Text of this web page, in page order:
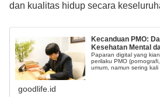
dan kualitas hidup secara
Kecanduan PMO:
Kesehatan Mental
Paparan digital yang
perilaku PMO
umum, namun sering
goodlife.id